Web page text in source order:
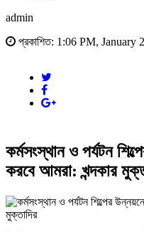
admin
প্রকাশিত: 1:06 PM, January
কর্মসংস্থান ও পর্যটন
করবে আমরা: খন্দকার